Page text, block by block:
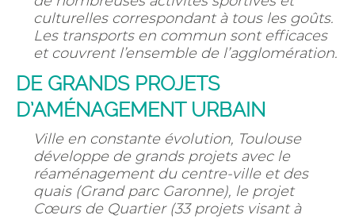
culturelles correspondant à tous les goûts.
Les transports en commun sont efficaces
et couvrent l’ensemble de l’agglomération.
DE GRANDS PROJETS
D’AMÉNAGEMENT URBAIN
Ville en constante évolution, Toulouse
développe de grands projets avec le
réaménagement du centre-ville et des
quais (Grand parc Garonne), le projet
Cœurs de Quartier (33 projets visant à